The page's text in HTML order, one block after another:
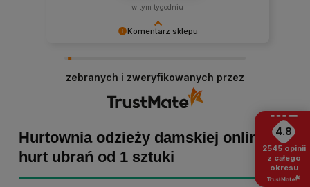
Komentarz sklepu
tym bardziej cieszymy się, że zakup przebiegł
pomyślnie. Obiecujemy utrzymać dobrą passę -
zapraszamy ponownie! :)
w tym tygodniu
zebranych i zweryfikowanych przez
Hurtownia odzieży damskiej online -
hurt ubrań od 1 sztuki
4.8
2545 opinii
z całego
okresu